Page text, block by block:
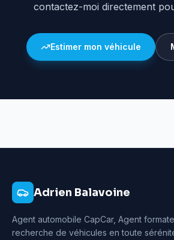
contactez-moi directement
Estimer mon véhicule
Adrien Balavoine
Agent automobile CapCar, Agent
recherche de véhicules en toute